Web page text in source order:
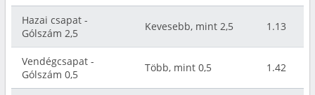
Hazai csapat -
Gólszám 2,5
Kevesebb, mint 2,5 1.13
Vendégcsapat -
Gólszám 0,5
Több, mint 0,5 1.42